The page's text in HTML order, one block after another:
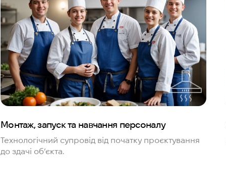
Монтаж, запуск та навчання персоналу
Технологічний супровід від початку проєктування
до здачі об’єкта.